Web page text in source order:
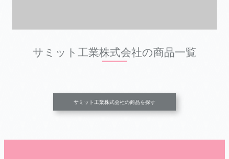
サミット工業株式会社の商品一覧
サミット工業株式会社の商品を探す